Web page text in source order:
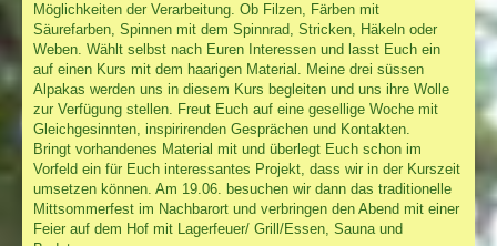
Möglichkeiten der Verarbeitung. Ob Filzen, Färben mit
Säurefarben, Spinnen mit dem Spinnrad, Stricken, Häkeln oder
Weben. Wählt selbst nach Euren Interessen und lasst Euch ein
auf einen Kurs mit dem haarigen Material. Meine drei süssen
Alpakas werden uns in diesem Kurs begleiten und uns ihre Wolle
zur Verfügung stellen. Freut Euch auf eine gesellige Woche mit
Gleichgesinnten, inspirirenden Gesprächen und Kontakten.
Bringt vorhandenes Material mit und überlegt Euch schon im
Vorfeld ein für Euch interessantes Projekt, dass wir in der Kurszeit
umsetzen können. Am 19.06. besuchen wir dann das traditionelle
Mittsommerfest im Nachbarort und verbringen den Abend mit einer
Feier auf dem Hof mit Lagerfeuer/ Grill/Essen, Sauna und